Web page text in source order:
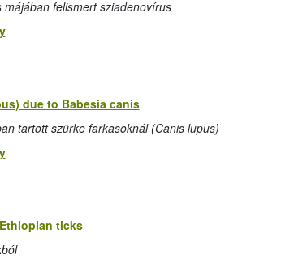
felismert sziadenovírus
due to Babesia canis
tartott szürke farkasoknál (Canis lupus)
ticks